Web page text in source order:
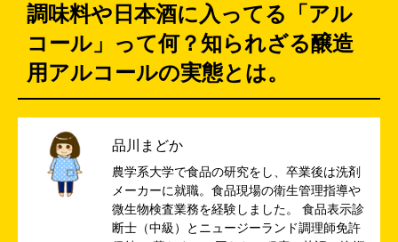
調味料や日本酒に入ってる「アル
コール」って何？知られざる醸造
用アルコールの実態とは。
品川まどか
農学系大学で食品の研究をし、卒業後は洗剤
メーカーに就職。食品現場の衛生管理指導や
微生物検査業務を経験しました。 食品表示診
断士（中級）とニュージーランド調理師免許